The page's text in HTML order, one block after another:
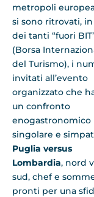
metropoli
si sono ritrovati,
dei tanti “fuori
(Borsa
del Turismo), i
invitati all’evento
organizzato che
un confronto
enogastronomico
singolare e
Puglia versus
Lombardia, nord
sud, chef e
pronti per una